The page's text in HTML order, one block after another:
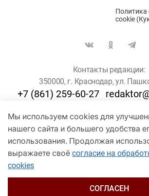
Мы используем cookies для
нашего сайта и большего удобства
использования. Продолжая
выражаете своё согласие на
cookies
СОГЛАСЕН
Политика
cookie
Контакты редакции:
350000, г. Краснодар, ул.
+7 (861) 259-60-27
Для пользователей
© Кубанские Новости,
Сетевое издание «kubnews»
службой по надзору в сфере связи,
и массовых коммуникаций (Роскомнадзор).
Пашковская, 2). Главный редактор –